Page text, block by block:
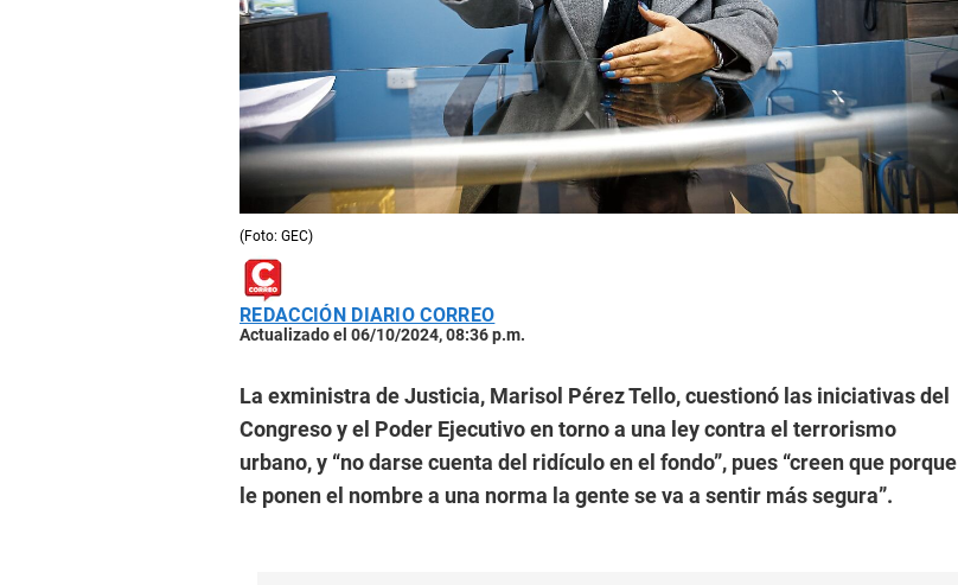
(Foto: GEC)
REDACCIÓN DIARIO CORREO
Actualizado el 06/10/2024, 08:36 p.m.
La exministra de Justicia, Marisol Pérez Tello, cuestionó las iniciativas del
Congreso y el Poder Ejecutivo en torno a una ley contra el terrorismo
urbano, y “no darse cuenta del ridículo en el fondo”, pues “creen que porque
le ponen el nombre a una norma la gente se va a sentir más segura”.